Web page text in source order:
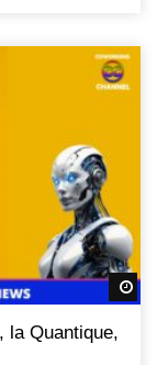
la Quantique,